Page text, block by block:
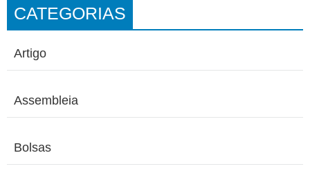
CATEGORIAS
Artigo
Assembleia
Bolsas